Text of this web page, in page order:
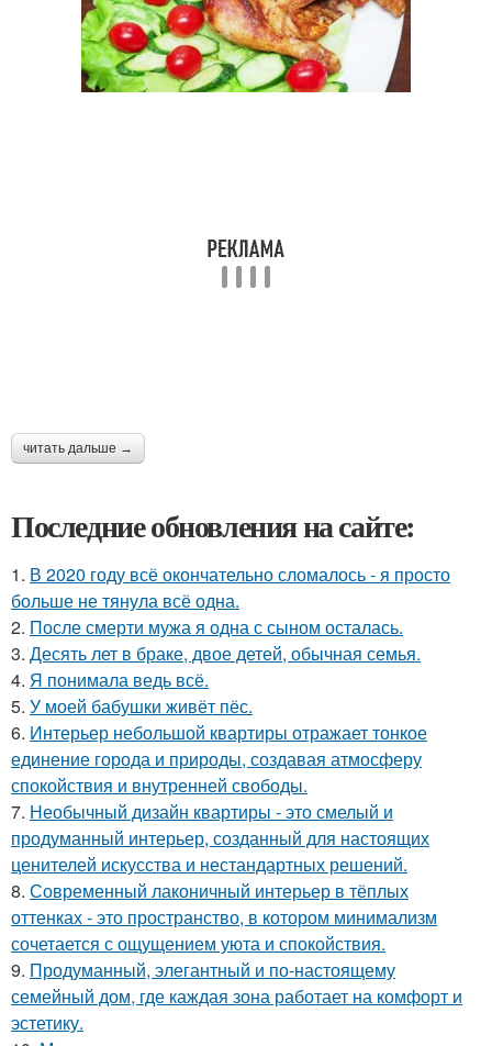
читать дальше →
Последние обновления на сайте:
1. В 2020 году всё окончательно сломалось - я просто
больше не тянула всё одна.
2. После смерти мужа я одна с сыном осталась.
3. Десять лет в браке, двое детей, обычная семья.
4. Я понимала ведь всё.
5. У моей бабушки живёт пёс.
6. Интерьер небольшой квартиры отражает тонкое
единение города и природы, создавая атмосферу
спокойствия и внутренней свободы.
7. Необычный дизайн квартиры - это смелый и
продуманный интерьер, созданный для настоящих
ценителей искусства и нестандартных решений.
8. Современный лаконичный интерьер в тёплых
оттенках - это пространство, в котором минимализм
сочетается с ощущением уюта и спокойствия.
9. Продуманный, элегантный и по-настоящему
семейный дом, где каждая зона работает на комфорт и
эстетику.